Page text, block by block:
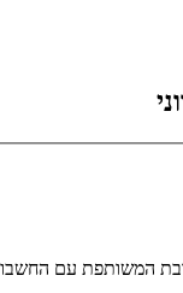
המשותפת עם